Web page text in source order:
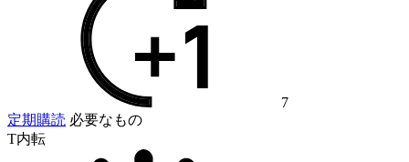
7
定期購読 必要なもの
T内転